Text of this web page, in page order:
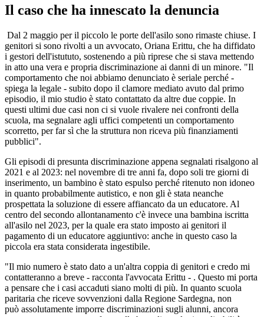
Il caso che ha innescato la denuncia
Dal 2 maggio per il piccolo le porte dell'asilo sono rimaste chiuse. I
genitori si sono rivolti a un avvocato, Oriana Erittu, che ha diffidato
i gestori dell'istututo, sostenendo a più riprese che si stava mettendo
in atto una vera e propria discriminazione ai danni di un minore. "Il
comportamento che noi abbiamo denunciato è seriale perché -
spiega la legale - subito dopo il clamore mediato avuto dal primo
episodio, il mio studio è stato contattato da altre due coppie. In
questi ultimi due casi non ci si vuole rivalere nei confronti della
scuola, ma segnalare agli uffici competenti un comportamento
scorretto, per far sì che la struttura non riceva più finanziamenti
pubblici".
Gli episodi di presunta discriminazione appena segnalati risalgono al
2021 e al 2023: nel novembre di tre anni fa, dopo soli tre giorni di
inserimento, un bambino è stato espulso perché ritenuto non idoneo
in quanto probabilmente autistico, e non gli è stata neanche
prospettata la soluzione di essere affiancato da un educatore. Al
centro del secondo allontanamento c'è invece una bambina iscritta
all'asilo nel 2023, per la quale era stato imposto ai genitori il
pagamento di un educatore aggiuntivo: anche in questo caso la
piccola era stata considerata ingestibile.
"Il mio numero è stato dato a un'altra coppia di genitori e credo mi
contatteranno a breve - racconta l'avvocata Erittu - . Questo mi porta
a pensare che i casi accaduti siano molti di più. In quanto scuola
paritaria che riceve sovvenzioni dalla Regione Sardegna, non
può assolutamente imporre discriminazioni sugli alunni, ancora